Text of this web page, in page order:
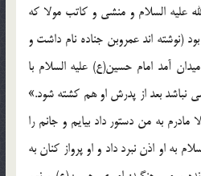
عليه السلام و منشي و کاتب مولا که
اند عمروبن جناده نام داشت و
به ميدان آمد امام حسين(ع) عليه السلام با
نباشد بعد از پدرش او هم کشته شود.»
به من دستور داد بيايم و جانم را
به او اذن نبرد داد و او پرواز کنان به